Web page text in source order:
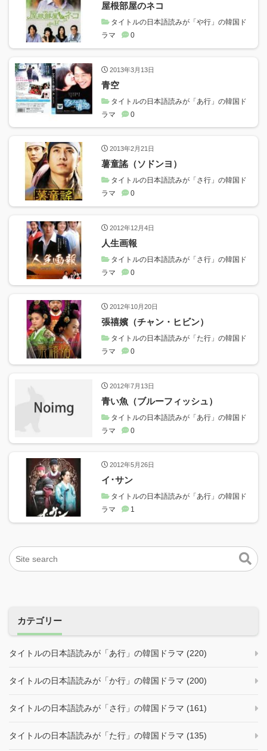
屋根部屋のネコ
タイトルの日本語読みが「や行」の韓国ド
ラマ
0
2013年3月13日
青空
タイトルの日本語読みが「あ行」の韓国ド
ラマ
0
2013年2月21日
薯童謠（ソドンヨ）
タイトルの日本語読みが「さ行」の韓国ド
ラマ
0
2012年12月4日
人生画報
タイトルの日本語読みが「さ行」の韓国ド
ラマ
0
2012年10月20日
張禧嬪（チャン・ヒビン）
タイトルの日本語読みが「た行」の韓国ド
ラマ
0
2012年7月13日
青い魚（ブルーフィッシュ）
タイトルの日本語読みが「あ行」の韓国ド
ラマ
0
2012年5月26日
イ･サン
タイトルの日本語読みが「あ行」の韓国ド
ラマ
1
カテゴリー
タイトルの日本語読みが「あ行」の韓国ドラマ (220)
タイトルの日本語読みが「か行」の韓国ドラマ (200)
タイトルの日本語読みが「さ行」の韓国ドラマ (161)
タイトルの日本語読みが「た行」の韓国ドラマ (135)